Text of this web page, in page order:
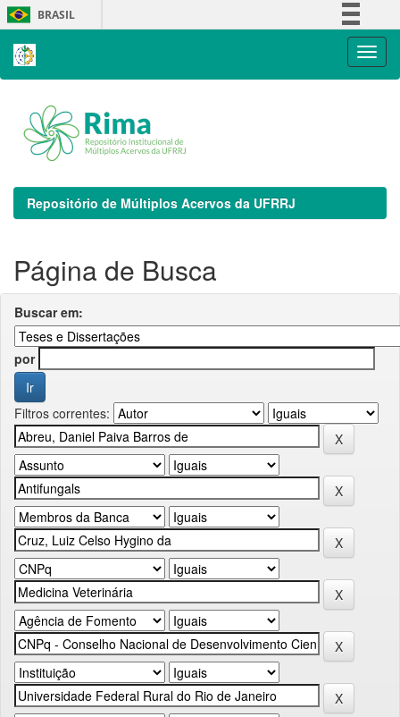
Skip
navigation
BRASIL
Repositório de Múltiplos Acervos da UFRRJ
Página de Busca
Buscar em:
por
Filtros correntes: